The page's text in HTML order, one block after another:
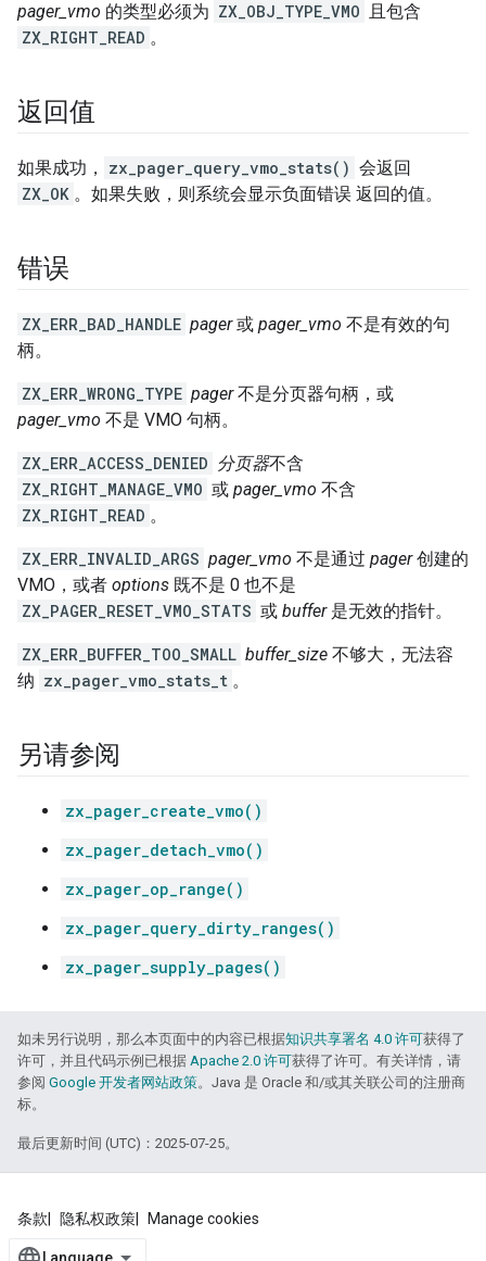
pager_vmo 的类型必须为 ZX_OBJ_TYPE_VMO
且包含
ZX_RIGHT_READ 。
返回值
如果成功， zx_pager_query_vmo_stats() 会返回
ZX_OK 。如果失败，则系统会显示负面错误 返回的值。
错误
ZX_ERR_BAD_HANDLE pager或 pager_vmo 不是有效的句
柄。
ZX_ERR_WRONG_TYPE pager不是分页器句柄，或
pager_vmo 不是 VMO 句柄。
ZX_ERR_ACCESS_DENIED 分页器不含
ZX_RIGHT_MANAGE_VMO 或 pager_vmo 不含
ZX_RIGHT_READ 。
ZX_ERR_INVALID_ARGS pager_vmo 不是通过 pager创建的
VMO，或者 options 既不是 0 也不是
ZX_PAGER_RESET_VMO_STATS 或 buffer是无效的指针。
ZX_ERR_BUFFER_TOO_SMALL buffer_size 不够大，无法容
纳 zx_pager_vmo_stats_t 。
另请参阅
zx_pager_create_vmo()
zx_pager_detach_vmo()
zx_pager_op_range()
zx_pager_query_dirty_ranges()
zx_pager_supply_pages()
如未另行说明，那么本页面中的内容已根据知识共享署名 4.0 许可获得了
许可，并且代码示例已根据 Apache 2.0 许可获得了许可。有关详情，请
参阅 Google 开发者网站政策。Java 是 Oracle 和/或其关联公司的注册商
标。
最后更新时间 (UTC)：2025-07-25。
条款 隐私权政策 Manage cookies